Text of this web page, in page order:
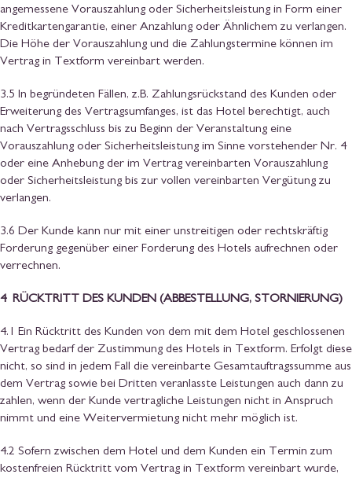
angemessene Vorauszahlung oder Sicherheitsleistung in Form einer
Kreditkartengarantie, einer Anzahlung oder Ähnlichem zu verlangen.
Die Höhe der Vorauszahlung und die Zahlungstermine können im
Vertrag in Textform vereinbart werden.
3.5 In begründeten Fällen, z.B. Zahlungsrückstand des Kunden oder
Erweiterung des Vertragsumfanges, ist das Hotel berechtigt, auch
nach Vertragsschluss bis zu Beginn der Veranstaltung eine
Vorauszahlung oder Sicherheitsleistung im Sinne vorstehender Nr. 4
oder eine Anhebung der im Vertrag vereinbarten Vorauszahlung
oder Sicherheitsleistung bis zur vollen vereinbarten Vergütung zu
verlangen.
3.6 Der Kunde kann nur mit einer unstreitigen oder rechtskräftig
Forderung gegenüber einer Forderung des Hotels aufrechnen oder
verrechnen.
4 RÜCKTRITT DES KUNDEN (ABBESTELLUNG, STORNIERUNG)
4.1 Ein Rücktritt des Kunden von dem mit dem Hotel geschlossenen
Vertrag bedarf der Zustimmung des Hotels in Textform. Erfolgt diese
nicht, so sind in jedem Fall die vereinbarte Gesamtauftragssumme aus
dem Vertrag sowie bei Dritten veranlasste Leistungen auch dann zu
zahlen, wenn der Kunde vertragliche Leistungen nicht in Anspruch
nimmt und eine Weitervermietung nicht mehr möglich ist.
4.2 Sofern zwischen dem Hotel und dem Kunden ein Termin zum
kostenfreien Rücktritt vom Vertrag in Textform vereinbart wurde,